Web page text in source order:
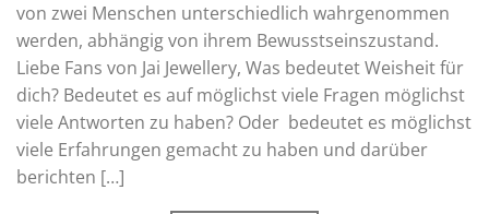
von zwei Menschen unterschiedlich wahrgenommen
werden, abhängig von ihrem Bewusstseinszustand.
Liebe Fans von Jai Jewellery, Was bedeutet Weisheit für
dich? Bedeutet es auf möglichst viele Fragen möglichst
viele Antworten zu haben? Oder bedeutet es möglichst
viele Erfahrungen gemacht zu haben und darüber
berichten […]